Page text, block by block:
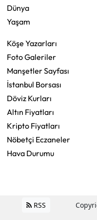
Dünya
Yaşam
Köşe Yazarları
Foto Galeriler
Manşetler Sayfası
İstanbul Borsası
Döviz Kurları
Altın Fiyatları
Kripto Fiyatları
Nöbetçi Eczaneler
Hava Durumu
RSS